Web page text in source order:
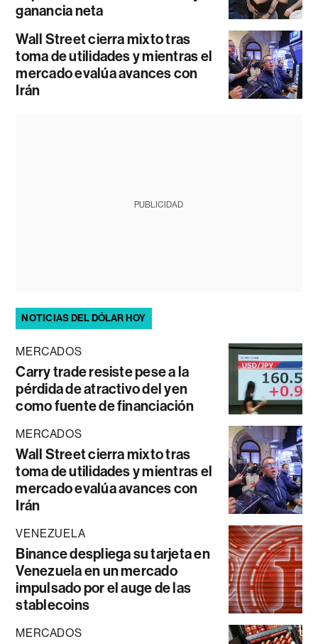
ganancia neta
Wall Street cierra mixto tras
toma de utilidades y mientras el
mercado evalúa avances con
Irán
PUBLICIDAD
NOTICIAS DEL DÓLAR HOY
MERCADOS
Carry trade resiste pese a la
pérdida de atractivo del yen
como fuente de financiación
MERCADOS
Wall Street cierra mixto tras
toma de utilidades y mientras el
mercado evalúa avances con
Irán
VENEZUELA
Binance despliega su tarjeta en
Venezuela en un mercado
impulsado por el auge de las
stablecoins
MERCADOS